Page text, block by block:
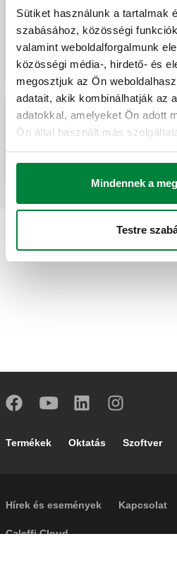
Sütiket használunk a tartalmak
szabásához, közösségi
valamint weboldalforgalmunk
közösségi média-, hirdető- és
megosztjuk az Ön
adatait, akik kombinálhatják az
adatokkal, amelyeket Ön adott
Ön által használt más
Mindennek a
Testre
MISSING
Háromutas
Footer main navigation
Termékek Oktatás Szoftver
Footer secondary
Hírek és események Kapcsolat
Caleffi Cloud